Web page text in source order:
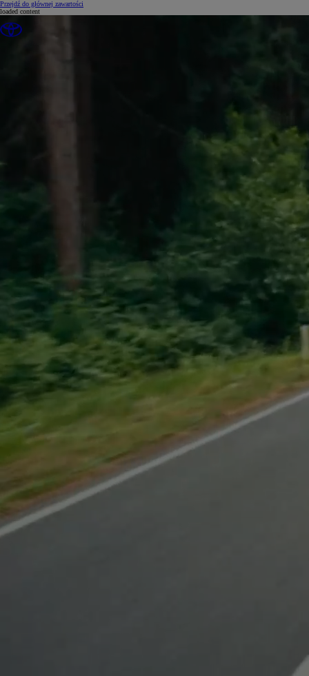
Przejdź do głównej zawartości
loaded content